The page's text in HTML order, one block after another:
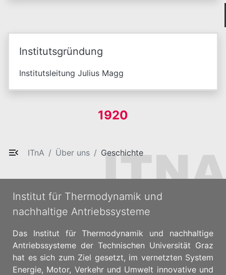
Institutsgründung
Institutsleitung Julius Magg
1920
ITnA Über uns Geschichte
Institut für Thermodynamik und
nachhaltige Antriebssysteme
Das Institut für Thermodynamik und nachhaltige
Antriebssysteme der Technischen Universität Graz
hat es sich zum Ziel gesetzt, im vernetzten System
Energie, Motor, Verkehr und Umwelt innovative und